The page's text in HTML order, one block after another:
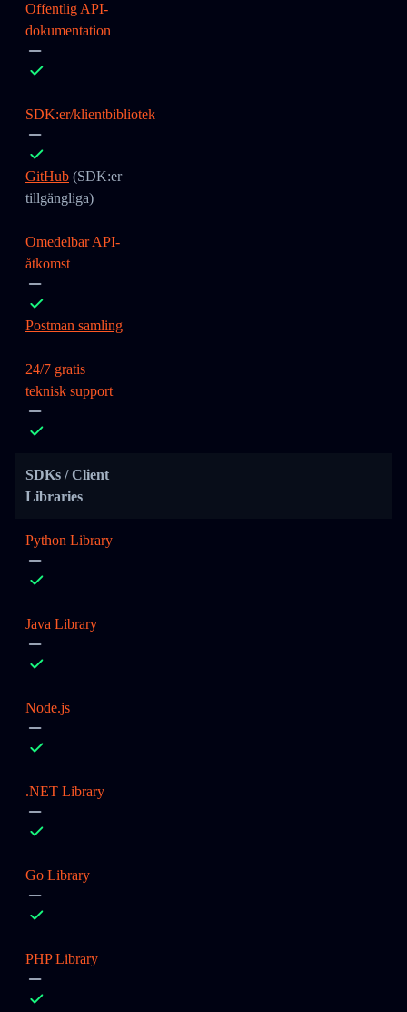
Offentlig API-
dokumentation
SDK:er/klientbibliotek
GitHub (SDK:er
tillgängliga)
Omedelbar API-
åtkomst
Postman samling
24/7 gratis
teknisk support
SDKs / Client
Libraries
Python Library
Java Library
Node.js
.NET Library
Go Library
PHP Library